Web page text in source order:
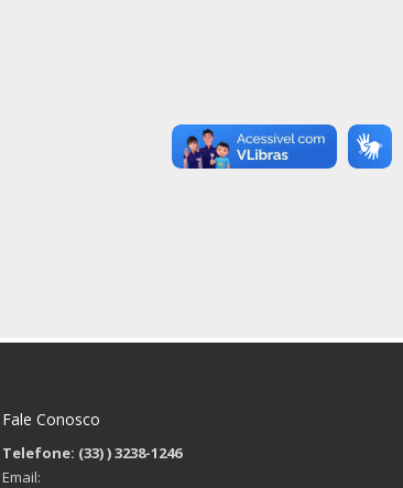
Fale Conosco
Telefone: (33)) 3238-1246
Email: